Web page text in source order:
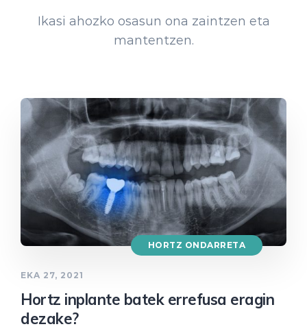
Ikasi ahozko osasun ona zaintzen eta
mantentzen.
HORTZ ONDARRETA
EKA 27, 2021
Hortz inplante batek errefusa eragin
dezake?